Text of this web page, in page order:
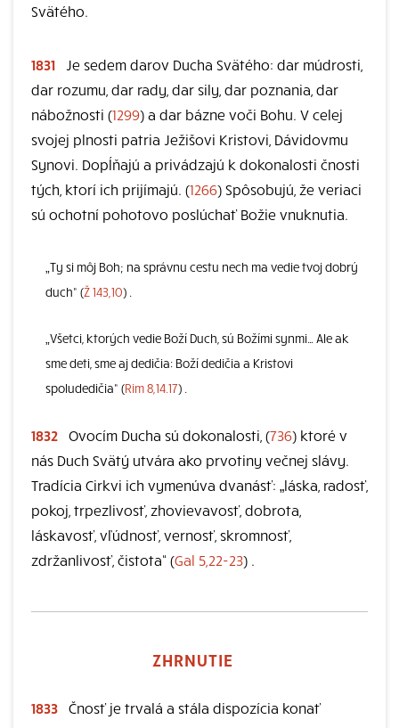
Svätého.
1831
Je sedem darov Ducha Svätého: dar múdrosti,
dar rozumu, dar rady, dar sily, dar poznania, dar
nábožnosti (1299) a dar bázne voči Bohu. V celej
svojej plnosti patria Ježišovi Kristovi, Dávidovmu
Synovi. Dopĺňajú a privádzajú k dokonalosti čnosti
tých, ktorí ich prijímajú. (1266) Spôsobujú, že veriaci
sú ochotní pohotovo poslúchať Božie vnuknutia.
„Ty si môj Boh; na správnu cestu nech ma vedie tvoj dobrý
duch“ (Ž 143,10) .
„Všetci, ktorých vedie Boží Duch, sú Božími synmi… Ale ak
sme deti, sme aj dedičia: Boží dedičia a Kristovi
spoludedičia“ (Rim 8,14.17) .
1832 Ovocím Ducha sú dokonalosti, (736) ktoré v
nás Duch Svätý utvára ako prvotiny večnej slávy.
Tradícia Cirkvi ich vymenúva dvanásť: „láska, radosť,
pokoj, trpezlivosť, zhovievavosť, dobrota,
láskavosť, vľúdnosť, vernosť, skromnosť,
zdržanlivosť, čistota“ (Gal 5,22-23) .
ZHRNUTIE
1833 Čnosť je trvalá a stála dispozícia konať